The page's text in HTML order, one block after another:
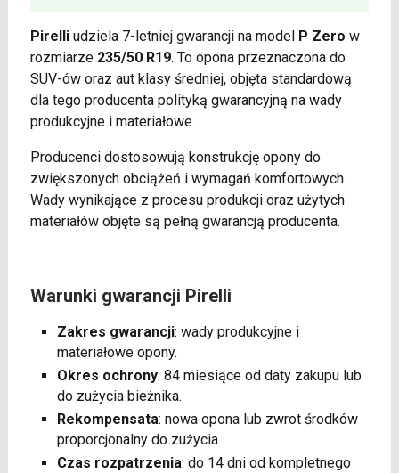
Pirelliudziela 7-letniej gwarancji na model P Zero w
rozmiarze 235/50 R19. To opona przeznaczona do
SUV-ów oraz aut klasy średniej, objęta standardową
dla tego producenta polityką gwarancyjną na wady
produkcyjne i materiałowe.
Producenci dostosowują konstrukcję opony do
zwiększonych obciążeń i wymagań komfortowych.
Wady wynikające z procesu produkcji oraz użytych
materiałów objęte są pełną gwarancją producenta.
Warunki gwarancji Pirelli
Zakres gwarancji: wady produkcyjne i
materiałowe opony.
Okres ochrony: 84 miesiące od daty zakupu lub
do zużycia bieżnika.
Rekompensata: nowa opona lub zwrot środków
proporcjonalny do zużycia.
Czas rozpatrzenia: do 14 dni od kompletnego